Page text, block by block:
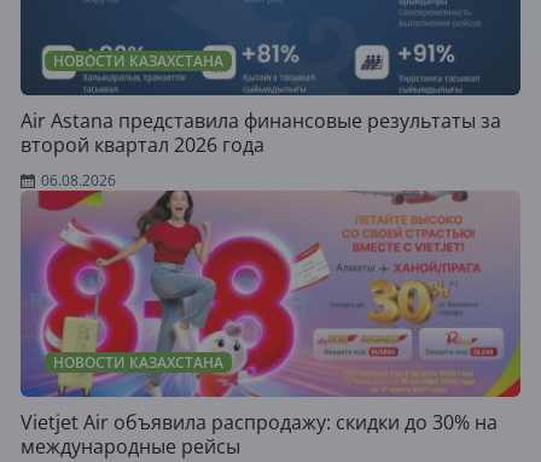
НОВОСТИ КАЗАХСТАНА
Air Astana представила финансовые результаты за
второй квартал 2026 года
06.08.2026
НОВОСТИ КАЗАХСТАНА
Vietjet Air объявила распродажу: скидки до 30% на
международные рейсы